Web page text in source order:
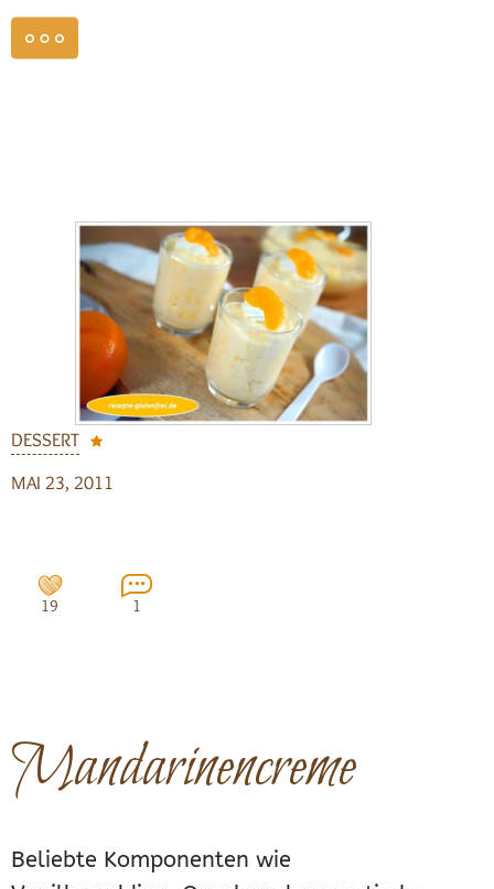
DESSERT
MAI 23, 2011
19 1
Mandarinencreme
Beliebte Komponenten wie